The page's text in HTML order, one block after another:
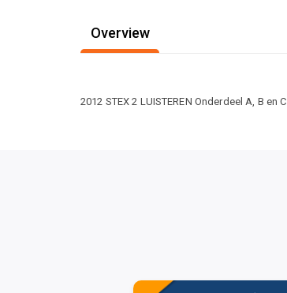
Overview
2012 STEX 2 LUISTEREN Onderdeel A, B en C